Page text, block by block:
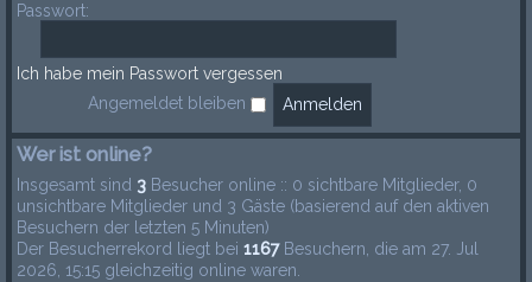
Passwort:
Ich habe mein Passwort vergessen
Angemeldet bleiben
Wer ist online?
Insgesamt sind 3 Besucher online :: 0 sichtbare Mitglieder, 0
unsichtbare Mitglieder und 3 Gäste (basierend auf den aktiven
Besuchern der letzten 5 Minuten)
Der Besucherrekord liegt bei 1167Besuchern, die am 27. Jul
2026, 15:15 gleichzeitig online waren.